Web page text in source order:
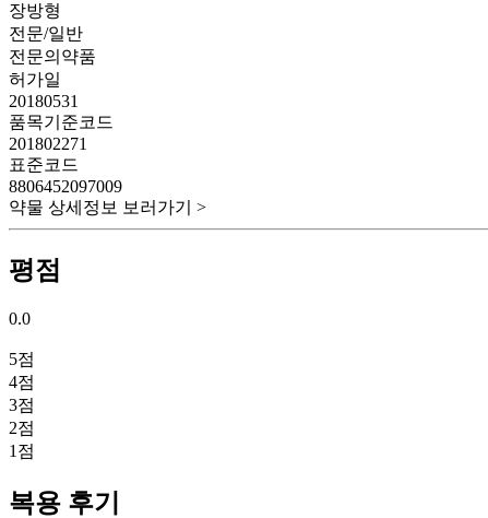
장방형
전문/일반
전문의약품
허가일
20180531
품목기준코드
201802271
표준코드
8806452097009
약물 상세정보 보러가기 >
평점
0.0
5점
4점
3점
2점
1 점
복용 후기